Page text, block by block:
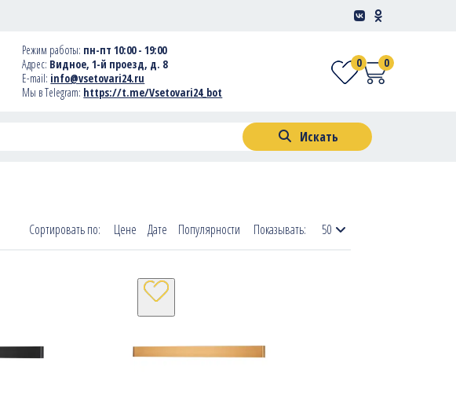
Режим работы: пн-пт 10:00 - 19:00
Адрес: Видное, 1-й проезд, д. 8
E-mail: info@vsetovari24.ru
Мы в Telegram: https://t.me/Vsetovari24_bot
0
0
Искать
Сортировать по: Популярности
Дате
Цене Показывать: 50